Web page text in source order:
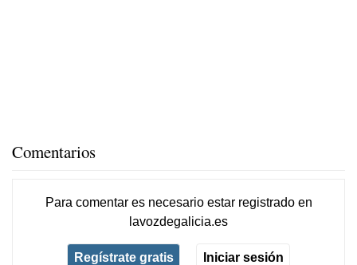
Comentarios
Para comentar es necesario estar registradoen
lavozdegalicia.es
Regístrate gratis Iniciar sesión